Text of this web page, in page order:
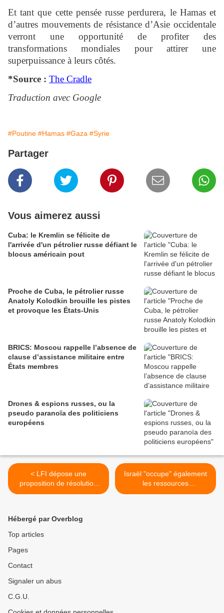
Et tant que cette pensée russe perdurera, le Hamas et
d’autres mouvements de résistance d’Asie occidentale
verront une opportunité de profiter des
transformations mondiales pour attirer une
superpuissance à leurs côtés.
*Source : The Cradle
Traduction avec Google
#Poutine #Hamas #Gaza #Syrie
Partager
Vous aimerez aussi
Cuba: le Kremlin se félicite de
l'arrivée d'un pétrolier russe défiant le
blocus américain pout
Proche de Cuba, le pétrolier russe
Anatoly Kolodkin brouille les pistes
et provoque les États-Unis
BRICS: Moscou rappelle l’absence de
clause d’assistance militaire entre
États membres
Drones & espions russes, ou la
pseudo paranoïa des politiciens
européens
< LFI dépose une
proposition de résolution
appelant la France à
Israël "occupe" également
les ressources
énergétiques de Gaza >
Hébergé par Overblog
Top articles
Pages
Contact
Signaler un abus
C.G.U.